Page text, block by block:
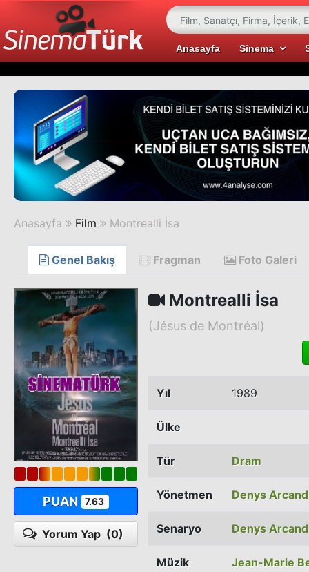
Anasayfa Sinema
Anasayfa Film Montrealli İsa
Genel Bakış Fragman Foto Galeri
PUAN 7.63
Yorum Yap (0)
Montrealli İsa
(Jésus de Montréal)
Yıl 1989
Ülke
Tür Dram
Yönetmen Denys Arcand
Senaryo Denys Arcand
Müzik Jean-Marie